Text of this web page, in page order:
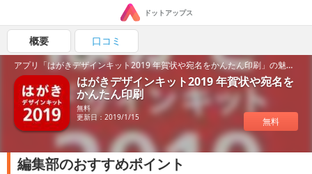
ドットアップス
概要 口コミ
アプリ「はがきデザインキット2019 年賀状や宛名をかんたん印刷」の魅力を紹介！
はがきデザインキット2019 年賀状や宛名を
かんたん印刷
無料
更新日：2019/1/15
無料
編集部のおすすめポイント